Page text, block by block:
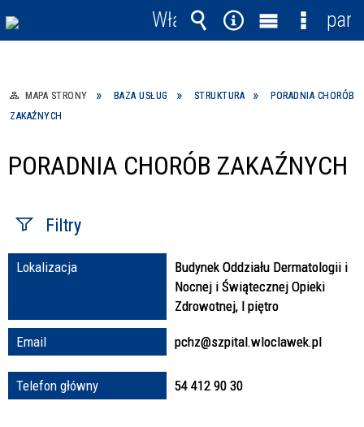
MAPA STRONY BAZA USŁUG STRUKTURA
PORADNIA CHORÓB
ZAKAŹNYCH
PORADNIA CHORÓB ZAKAŹNYCH
Filtry
Fraza / imię,
Lokalizacja
Budynek Oddziału Dermatologii i
Nocnej i Świątecznej Opieki
Zdrowotnej, I piętro
Email pchz@szpital.wloclawek.pl
Telefon główny 54 412 90 30
Włącz
powiadomienia
Wyszukiwarka
Narzędzia
MenuMenu